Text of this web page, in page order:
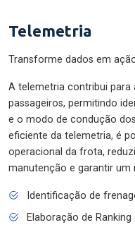
Telemetria
Transforme dados em
A telemetria contribui para
passageiros, permitindo
e o modo de condução
eficiente da telemetria, é
operacional da frota,
manutenção e garantir um
Identificação de
Elaboração de